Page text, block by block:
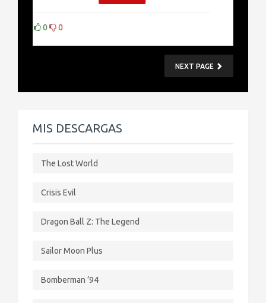
0
NEXT PAGE
MIS DESCARGAS
The Lost World
Crisis Evil
Dragon Ball Z: The Legend
Sailor Moon Plus
Bomberman ’94